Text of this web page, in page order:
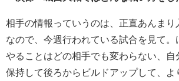
相手の情報っていうのは、正直あんまり
なので、今週行われている試合を見て。
やることはどの相手でも変わらない、自
保持して後ろからビルドアップして、よ